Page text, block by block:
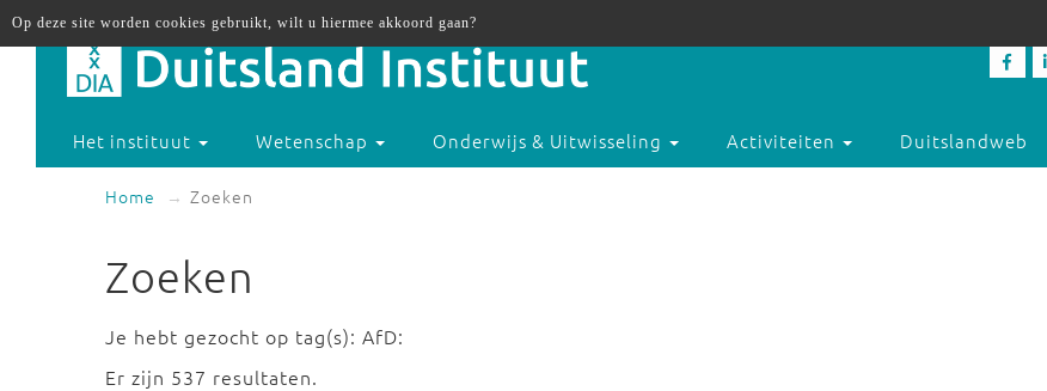
Het instituut Wetenschap Onderwijs & Uitwisseling Activiteiten Duitslandweb
Home Zoeken
Zoeken
Je hebt gezocht op tag(s): AfD:
Er zijn 537 resultaten.
Op deze site worden cookies gebruikt, wilt u hiermee akkoord gaan?